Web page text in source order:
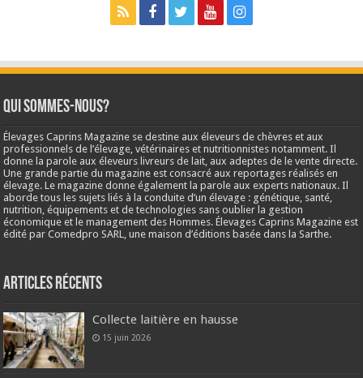
Qui sommes-nous?
Élevages Caprins Magazine se destine aux éleveurs de chèvres et aux
professionnels de l’élevage, vétérinaires et nutritionnistes notamment. Il
donne la parole aux éleveurs livreurs de lait, aux adeptes de le vente directe.
Une grande partie du magazine est consacré aux reportages réalisés en
élevage. Le magazine donne également la parole aux experts nationaux. Il
aborde tous les sujets liés à la conduite d’un élevage : génétique, santé,
nutrition, équipements et de technologies sans oublier la gestion
économique et le management des Hommes. Élevages Caprins Magazine est
édité par Comedpro SARL, une maison d’éditions basée dans la Sarthe.
Articles récents
Collecte laitière en hausse
15 juin 2026